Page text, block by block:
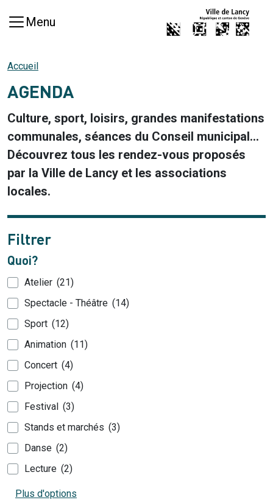
Menu
Accueil
AGENDA
Culture, sport, loisirs, grandes manifestations
communales, séances du Conseil municipal...
Découvrez tous les rendez-vous proposés
par la Ville de Lancy et les associations
locales.
Filtrer
Quoi?
Atelier
21
Spectacle - Théâtre
14
Sport
12
Animation
11
Concert
4
Projection
4
Festival
3
Stands et marchés
3
Danse
2
Lecture
2
Plus d'options